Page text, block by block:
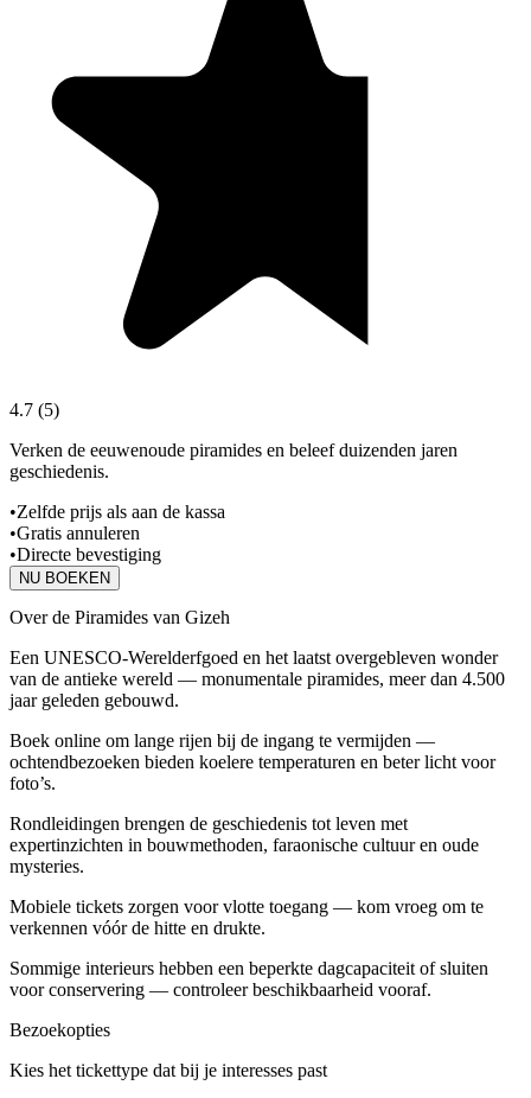
4.7 (5)
Verken de eeuwenoude piramides en beleef duizenden jaren
geschiedenis.
•Zelfde prijs als aan de kassa
•Gratis annuleren
•Directe bevestiging
NU BOEKEN
Over de Piramides van Gizeh
Een UNESCO-Werelderfgoed en het laatst overgebleven wonder
van de antieke wereld — monumentale piramides, meer dan 4.500
jaar geleden gebouwd.
Boek online om lange rijen bij de ingang te vermijden —
ochtendbezoeken bieden koelere temperaturen en beter licht voor
foto’s.
Rondleidingen brengen de geschiedenis tot leven met
expertinzichten in bouwmethoden, faraonische cultuur en oude
mysteries.
Mobiele tickets zorgen voor vlotte toegang — kom vroeg om te
verkennen vóór de hitte en drukte.
Sommige interieurs hebben een beperkte dagcapaciteit of sluiten
voor conservering — controleer beschikbaarheid vooraf.
Bezoekopties
Kies het tickettype dat bij je interesses past